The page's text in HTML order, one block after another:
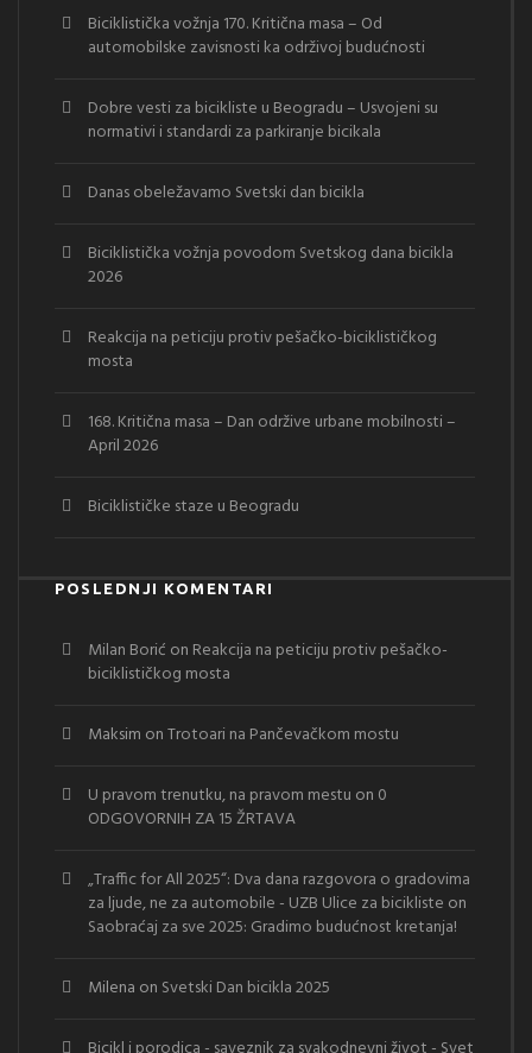
Biciklistička vožnja 170. Kritična masa – Od
automobilske zavisnosti ka održivoj budućnosti
Dobre vesti za bicikliste u Beogradu – Usvojeni su
normativi i standardi za parkiranje bicikala
Danas obeležavamo Svetski dan bicikla
Biciklistička vožnja povodom Svetskog dana bicikla
2026
Reakcija na peticiju protiv pešačko-biciklističkog
mosta
168. Kritična masa – Dan održive urbane mobilnosti –
April 2026
Biciklističke staze u Beogradu
POSLEDNJI KOMENTARI
Milan Borić on Reakcija na peticiju protiv pešačko-
biciklističkog mosta
Maksim onTrotoari na Pančevačkom mostu
U pravom trenutku, na pravom mestu on 0
ODGOVORNIH ZA 15 ŽRTAVA
„Traffic for All 2025“: Dva dana razgovora o gradovima
za ljude, ne za automobile - UZB Ulice za bicikliste on
Saobraćaj za sve 2025: Gradimo budućnost kretanja!
Milena on Svetski Dan bicikla 2025